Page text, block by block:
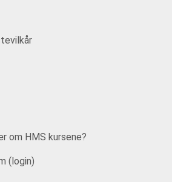
om HMS kursene?
(login)